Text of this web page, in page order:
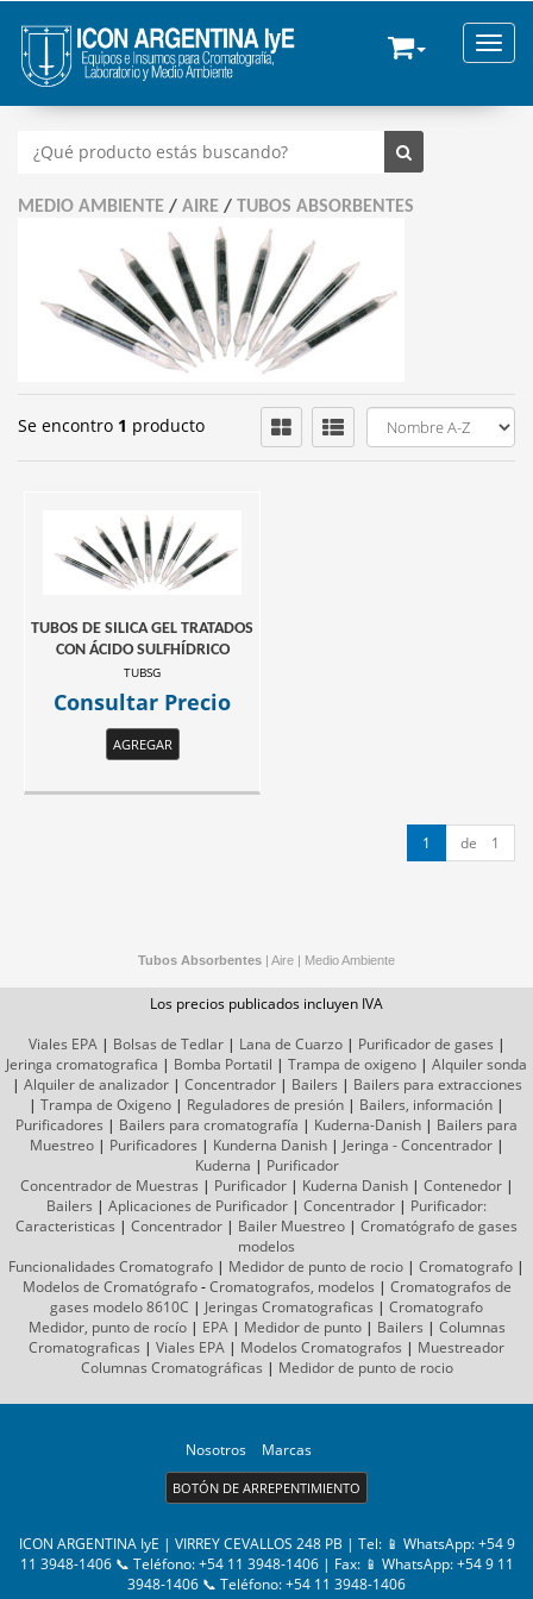
MEDIO AMBIENTE / AIRE / TUBOS ABSORBENTES
Se encontro 1 producto
TUBOS DE SILICA GEL TRATADOS
CON ÁCIDO SULFHÍDRICO
TUBSG
Consultar Precio
AGREGAR
1 de 1
Tubos Absorbentes | Aire | Medio Ambiente
Los precios publicados incluyen IVA
Viales EPA| Bolsas de Tedlar| Lana de Cuarzo| Purificador de gases |
Jeringa cromatografica | Bomba Portatil | Trampa de oxigeno | Alquiler sonda
| Alquiler de analizador| Concentrador| Bailers | Bailers para extracciones
| Trampa de Oxigeno | Reguladores de presión | Bailers, información |
Purificadores | Bailers para cromatografía | Kuderna-Danish | Bailers para
Muestreo| Purificadores | Kunderna Danish| Jeringa - Concentrador|
Kuderna | Purificador
Concentrador de Muestras | Purificador| Kuderna Danish| Contenedor|
Bailers | Aplicaciones de Purificador | Concentrador | Purificador:
Caracteristicas | Concentrador | Bailer Muestreo | Cromatógrafode gases
modelos
Funcionalidades Cromatografo | Medidor de punto de rocio | Cromatografo |
Modelos de Cromatógrafo-Cromatografos, modelos | Cromatografos de
gases modelo 8610C | Jeringas Cromatograficas | Cromatografo
Medidor, punto de rocío| EPA| Medidor de punto| Bailers | Columnas
Cromatograficas | Viales EPA | Modelos Cromatografos | Muestreador
Columnas Cromatográficas | Medidor de punto de rocio
Nosotros Marcas
BOTÓN DE ARREPENTIMIENTO
ICON ARGENTINA IyE | VIRREY CEVALLOS 248 PB | Tel: 📱 WhatsApp: +54 9
11 3948-1406 📞 Teléfono: +54 11 3948-1406| Fax: 📱 WhatsApp: +54 9 11
3948-1406 📞 Teléfono: +54 11 3948-1406